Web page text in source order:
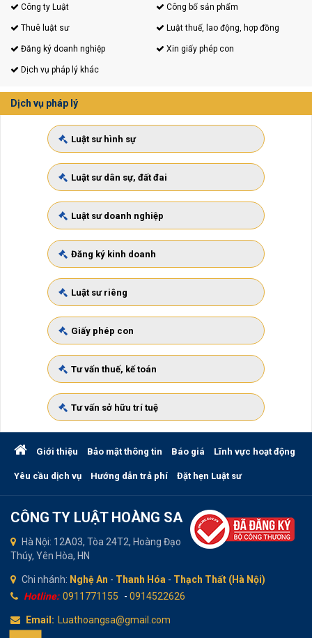
Công ty Luật Công bố sản phẩm
Thuê luật sư Luật thuế, lao động, hợp đồng
Đăng ký doanh nghiệp Xin giấy phép con
Dịch vụ pháp lý khác
Dịch vụ pháp lý
Luật sư hình sự
Luật sư dân sự, đất đai
Luật sư doanh nghiệp
Đăng ký kinh doanh
Luật sư riêng
Giấy phép con
Tư vấn thuế, kế toán
Tư vấn sở hữu trí tuệ
Giới thiệu Bảo mật thông tin Báo giá Lĩnh vực hoạt động
Yêu cầu dịch vụ Hướng dẫn trả phí Đặt hẹn Luật sư
CÔNG TY LUẬT HOÀNG SA
Hà Nội: 12A03, Tòa 24T2, Hoàng Đạo
Thúy, Yên Hòa, HN
Chi nhánh: Nghệ An - Thanh Hóa - Thạch Thất (Hà Nội)
Hotline: 0911771155 - 0914522626
Email: Luathoangsa@gmail.com